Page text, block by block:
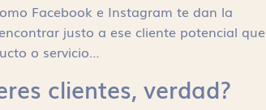
Facebook e Instagram te dan la
justo a ese cliente potencial que
o servicio…
clientes, verdad?